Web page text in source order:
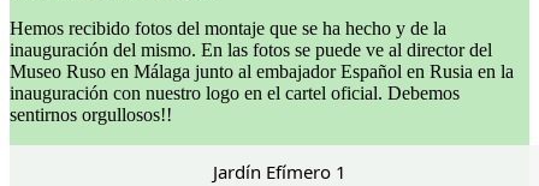
Hemos recibido fotos del montaje que se ha hecho y de la
inauguración del mismo. En las fotos se puede ve al director del
Museo Ruso en Málaga junto al embajador Español en Rusia en la
inauguración con nuestro logo en el cartel oficial. Debemos
sentirnos orgullosos!!
Jardín Efímero 1